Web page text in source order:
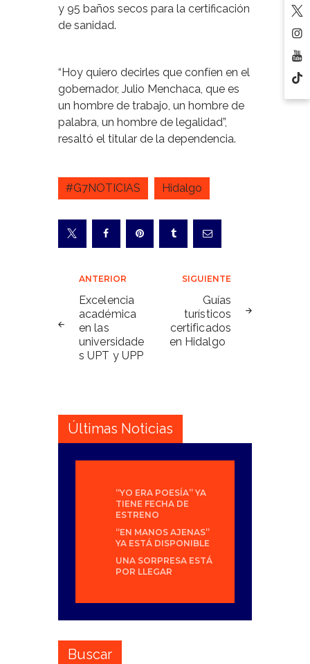
y 95 baños secos para la certificación
de sanidad.
“Hoy quiero decirles que confíen en el
gobernador, Julio Menchaca, que es
un hombre de trabajo, un hombre de
palabra, un hombre de legalidad”,
resaltó el titular de la dependencia.
#G7NOTICIAS Hidalgo
Navegación
de
entradas
ANTERIOR
Excelencia
académica
en las
universidade
s UPT y UPP
SIGUIENTE
Guías
turísticos
certificados
en Hidalgo
Últimas Noticias
“YO ERA POESÍA” YA
TIENE FECHA DE
ESTRENO
“EN MANOS AJENAS”
YA ESTÁ DISPONIBLE
UNA SORPRESA ESTÁ
POR LLEGAR
Buscar